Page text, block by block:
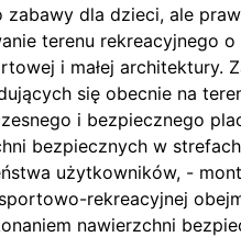
dla dzieci, ale
terenu rekreacyjnego
i małej
się obecnie na
i bezpiecznego
bezpiecznych w
użytkowników, -
rekreacyjnej
nawierzchni